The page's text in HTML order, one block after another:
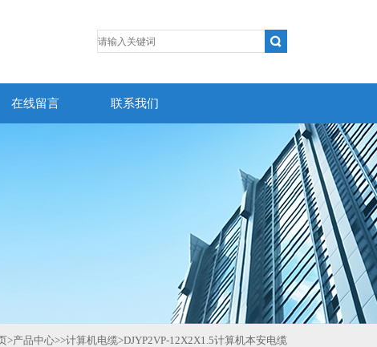
在线留言 联系我们
>产品中心>>计算机电缆>DJYP2VP-12X2X1.5计算机本安电缆